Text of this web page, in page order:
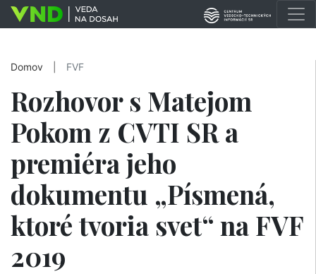
Domov FVF
Rozhovor s Matejom
Pokom z CVTI SR a
premiéra jeho
dokumentu „Písmená,
ktoré tvoria svet“ na FVF
2019